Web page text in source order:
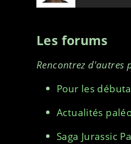
Les forums
Rencontrez d'autres
Pour les
Actualités
Saga Jurassic